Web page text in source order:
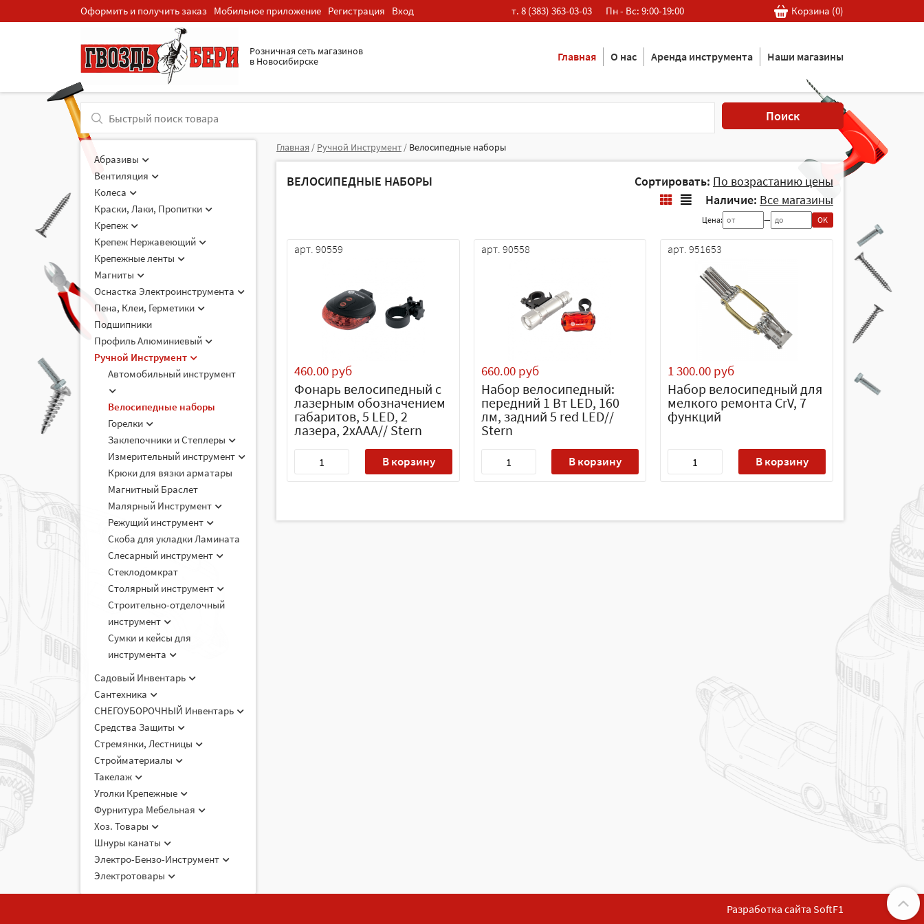
Оформить и получить заказ Мобильное приложение Регистрация Вход т. 8 (383) 363-03-03 Пн - Вс: 9:00-19:00 Корзина (0)
Розничная cеть магазинов
в Новосибирске
Главная О нас Аренда инструмента Наши магазины
Поиск
Абразивы
Вентиляция
Колеса
Краски, Лаки, Пропитки
Крепеж
Крепеж Нержавеющий
Крепежные ленты
Магниты
Оснастка Электроинструмента
Пена, Клеи, Герметики
Подшипники
Профиль Алюминиевый
Ручной Инструмент
Автомобильный инструмент
Велосипедные наборы
Горелки
Заклепочники и Степлеры
Измерительный инструмент
Крюки для вязки арматары
Магнитный Браслет
Малярный Инструмент
Режущий инструмент
Скоба для укладки Ламината
Слесарный инструмент
Стеклодомкрат
Столярный инструмент
Строительно-отделочный
инструмент
Сумки и кейсы для
инструмента
Садовый Инвентарь
Сантехника
СНЕГОУБОРОЧНЫЙ Инвентарь
Средства Защиты
Стремянки, Лестницы
Стройматериалы
Такелаж
Уголки Крепежные
Фурнитура Мебельная
Хоз. Товары
Шнуры канаты
Электро-Бензо-Инструмент
Электротовары
Главная / Ручной Инструмент / Велосипедные наборы
ВЕЛОСИПЕДНЫЕ НАБОРЫ Сортировать: По возрастанию цены
Наличие: Все магазины
Цена: — OK
арт. 90559
460.00 руб
Фонарь велосипедный с
лазерным обозначением
габаритов, 5 LED, 2
лазера, 2хААА// Stern
В корзину
арт. 90558
660.00 руб
Набор велосипедный:
передний 1 Вт LED, 160
лм, задний 5 red LED//
Stern
В корзину
арт. 951653
1 300.00 руб
Набор велосипедный для
мелкого ремонта CrV, 7
функций
В корзину
Разработка сайта SoftF1